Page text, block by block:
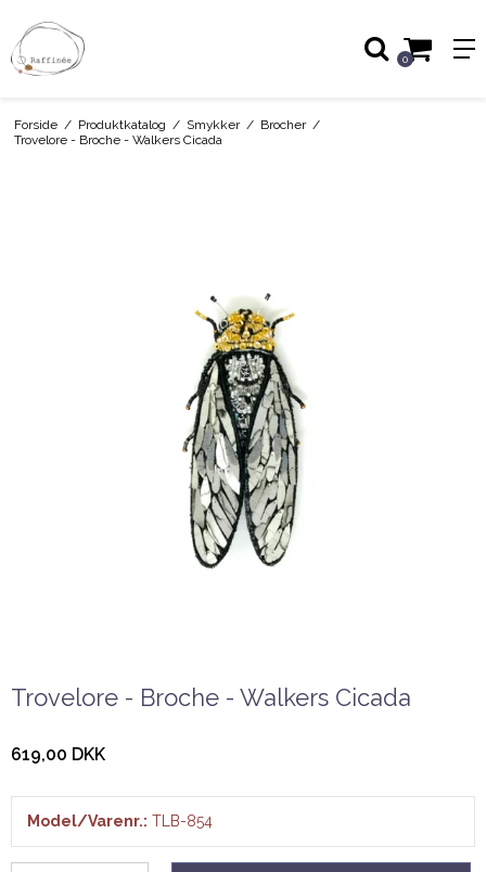
0
Forside / Produktkatalog / Smykker / Brocher /
Trovelore - Broche - Walkers Cicada
Trovelore - Broche - Walkers Cicada
619,00 DKK
Model/Varenr.: TLB-854